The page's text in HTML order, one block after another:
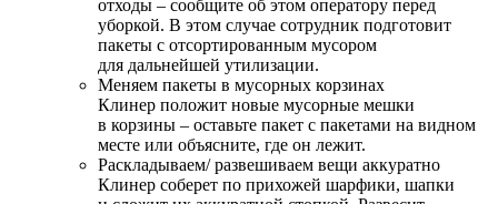
отходы – сообщите об этом оператору перед
уборкой. В этом случае сотрудник подготовит
пакеты с отсортированным мусором
для дальнейшей утилизации.
Меняем пакеты в мусорных корзинах
Клинер положит новые мусорные мешки
в корзины – оставьте пакет с пакетами на видном
месте или объясните, где он лежит.
Раскладываем/ развешиваем вещи аккуратно
Клинер соберет по прихожей шарфики, шапки